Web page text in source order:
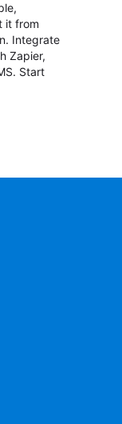
it from
Integrate
Zapier,
Start